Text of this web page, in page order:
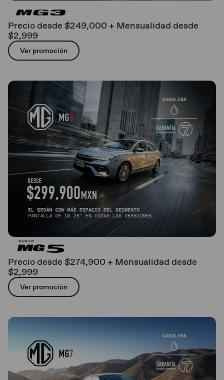
Precio desde $249,000 + Mensualidad desde
$2,999
Ver promoción
Precio desde $274,900 + Mensualidad desde
$2,999
Ver promoción